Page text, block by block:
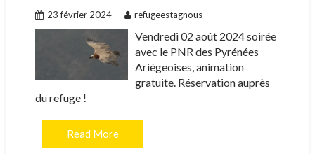
23 février 2024 refugeestagnous
Vendredi 02 août 2024 soirée
avec le PNR des Pyrénées
Ariégeoises, animation
gratuite. Réservation auprès
du refuge !
Read More